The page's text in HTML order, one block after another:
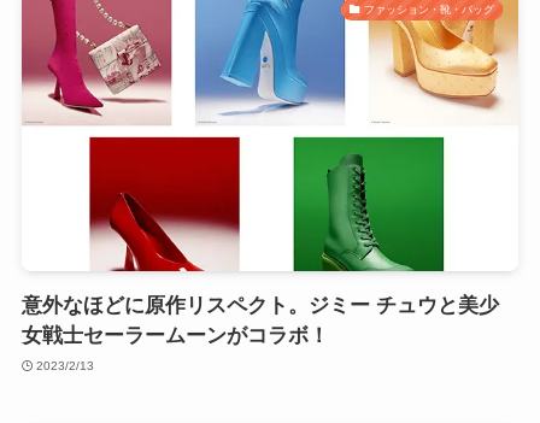
ファッション・靴・バッグ
意外なほどに原作リスペクト。ジミー チュウと美少
女戦士セーラームーンがコラボ！
2023/2/13